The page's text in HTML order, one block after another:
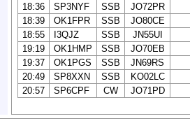
18:36
SP3NYF SSB
JO72PR
18:39
OK1FPR SSB
JO80CE
18:55
I3QJZ SSB
JN55UI
19:19
OK1HMP SSB
JO70EB
19:37
OK1PGS SSB
JN69RS
20:49
SP8XXN SSB
KO02LC
20:57
SP6CPF CW JO71PD